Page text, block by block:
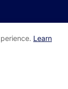
2026
Learn